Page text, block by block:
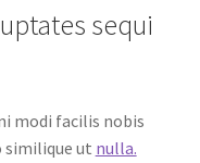
sequi
modi facilis nobis
ut nulla.